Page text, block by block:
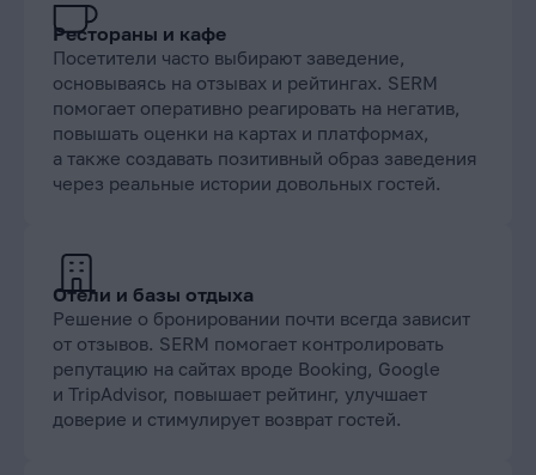
Рестораны и кафе
Посетители часто выбирают заведение,
основываясь на отзывах и рейтингах. SERM
помогает оперативно реагировать на негатив,
повышать оценки на картах и платформах,
а также создавать позитивный образ заведения
через реальные истории довольных гостей.
Отели и базы отдыха
Решение о бронировании почти всегда зависит
от отзывов. SERM помогает контролировать
репутацию на сайтах вроде Booking, Google
и TripAdvisor, повышает рейтинг, улучшает
доверие и стимулирует возврат гостей.